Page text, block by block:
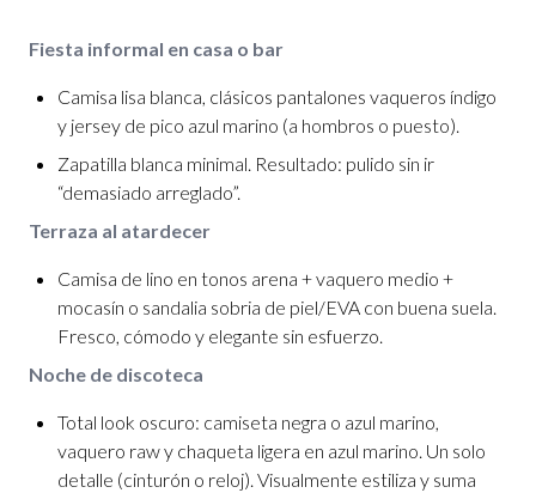
Fiesta informal en casa o bar
Camisa lisa blanca, clásicos pantalones vaqueros índigo
y jersey de pico azul marino (a hombros o puesto).
Zapatilla blanca minimal. Resultado: pulido sin ir
“demasiado arreglado”.
Terraza al atardecer
Camisa de lino en tonos arena + vaquero medio +
mocasín o sandalia sobria de piel/EVA con buena suela.
Fresco, cómodo y elegante sin esfuerzo.
Noche de discoteca
Total look oscuro: camiseta negra o azul marino,
vaquero raw y chaqueta ligera en azul marino. Un solo
detalle (cinturón o reloj). Visualmente estiliza y suma